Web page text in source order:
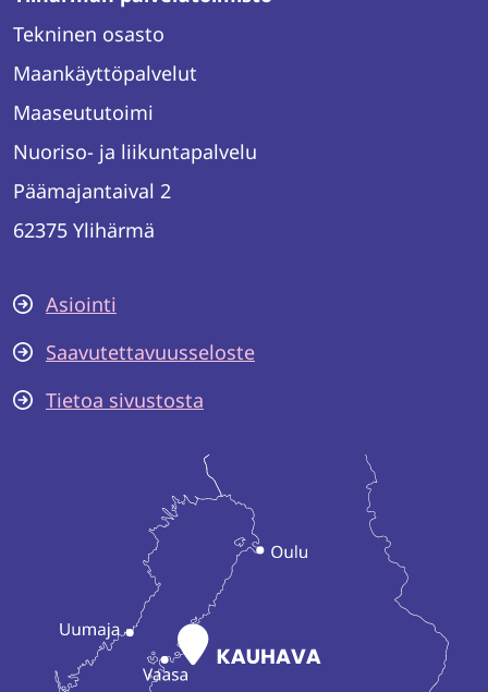
Tekninen osasto
Maankäyttöpalvelut
Maaseututoimi
Nuoriso- ja liikuntapalvelu
Päämajantaival 2
62375 Ylihärmä
Asiointi
Saavutettavuusseloste
Tietoa sivustosta